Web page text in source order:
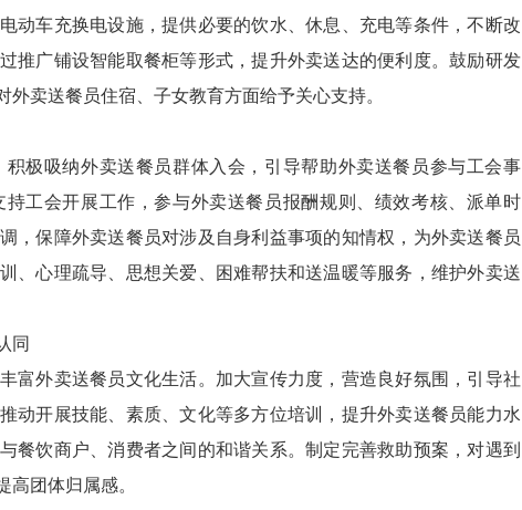
动车充换电设施，提供必要的饮水、休息、充电等条件，不断改
推广铺设智能取餐柜等形式，提升外卖送达的便利度。鼓励研发
卖送餐员住宿、子女教育方面给予关心支持。
吸纳外卖送餐员群体入会，引导帮助外卖送餐员参与工会事
工会开展工作，参与外卖送餐员报酬规则、绩效考核、派单时
，保障外卖送餐员对涉及自身利益事项的知情权，为外卖送餐员
、心理疏导、思想关爱、困难帮扶和送温暖等服务，维护外卖送
同
外卖送餐员文化生活。加大宣传力度，营造良好氛围，引导社
动开展技能、素质、文化等多方位培训，提升外卖送餐员能力水
餐饮商户、消费者之间的和谐关系。制定完善救助预案，对遇到
团体归属感。